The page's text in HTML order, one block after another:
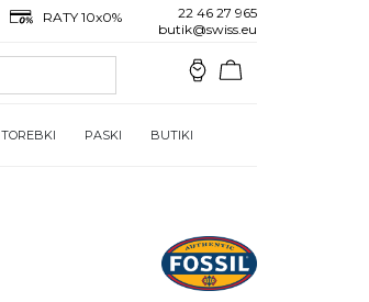
RATY 10x0%
22 46 27 965
butik@swiss.eu
TOREBKI PASKI BUTIKI